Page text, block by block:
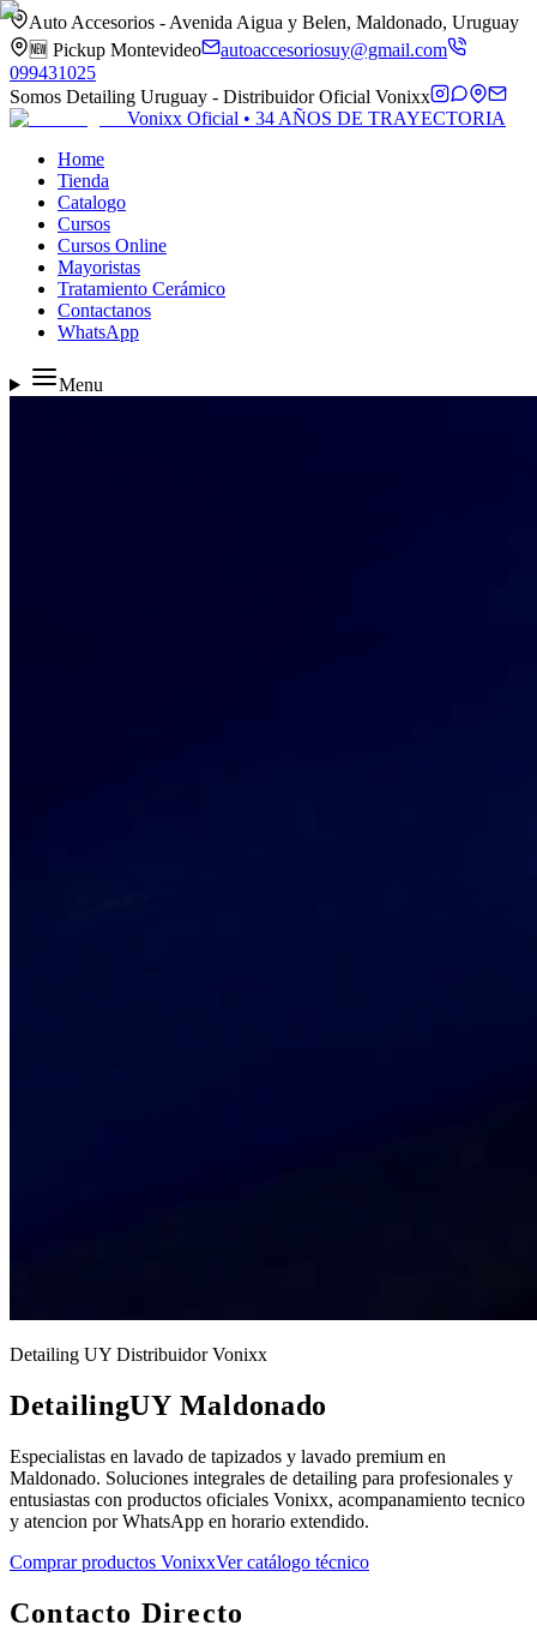
Auto Accesorios - Avenida Aigua y Belen, Maldonado, Uruguay
🆕 Pickup Montevideo
autoaccesoriosuy@gmail.com
099431025
Somos Detailing Uruguay - Distribuidor Oficial Vonixx
Vonixx Oficial • 34 AÑOS DE TRAYECTORIA
Home
Tienda
Catalogo
Cursos
Cursos Online
Mayoristas
Tratamiento Cerámico
Contactanos
WhatsApp
Menu
Detailing UY Distribuidor Vonixx
DetailingUY Maldonado
Especialistas en lavado de tapizados y lavado premium en
Maldonado. Soluciones integrales de detailing para profesionales y
entusiastas con productos oficiales Vonixx, acompanamiento tecnico
y atencion por WhatsApp en horario extendido.
Comprar productos VonixxVer catálogo técnico
Contacto Directo